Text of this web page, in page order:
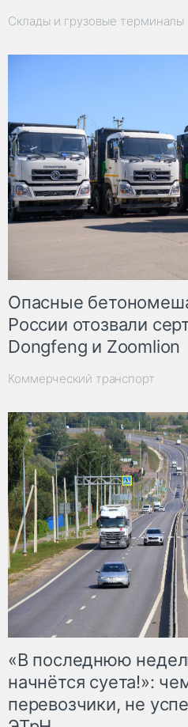
Склады и грузовые терминалы
Опасные
России отозвали
Dongfeng и Zoomlion
Коммерческий транспорт
«В последнюю
начнётся суета!»:
перевозчики, не